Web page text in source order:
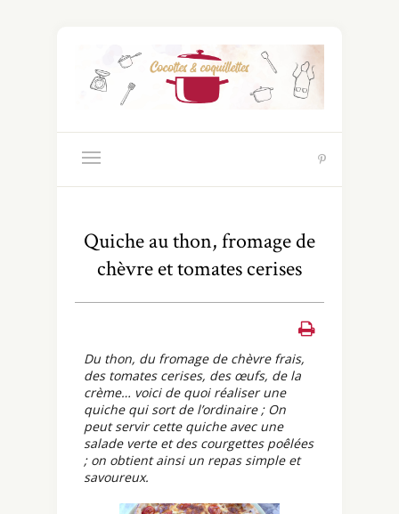
Quiche au thon, fromage de
chèvre et tomates cerises
Du thon, du fromage de chèvre frais,
des tomates cerises, des œufs, de la
crème… voici de quoi réaliser une
quiche qui sort de l’ordinaire ; On
peut servir cette quiche avec une
salade verte et des courgettes poêlées
; on obtient ainsi un repas simple et
savoureux.